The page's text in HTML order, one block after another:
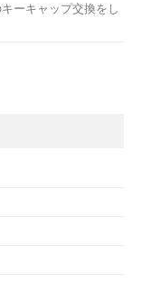
ーキャップ交換をし